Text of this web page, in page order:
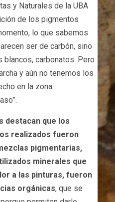
y Naturales de la UBA
de los pigmentos
lo que sabemos
ser de carbón, sino
blancos, carbonatos. Pero
y aún no tenemos los
en la zona
destacan que los
realizados fueron
pigmentarias,
minerales que
a las pinturas, fueron
orgánicas, que se